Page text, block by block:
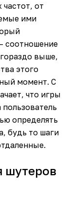
от
ими
соотношение
выше,
этого
момент. С
что игры
пользователь
определять
будь то шаги
шутеров